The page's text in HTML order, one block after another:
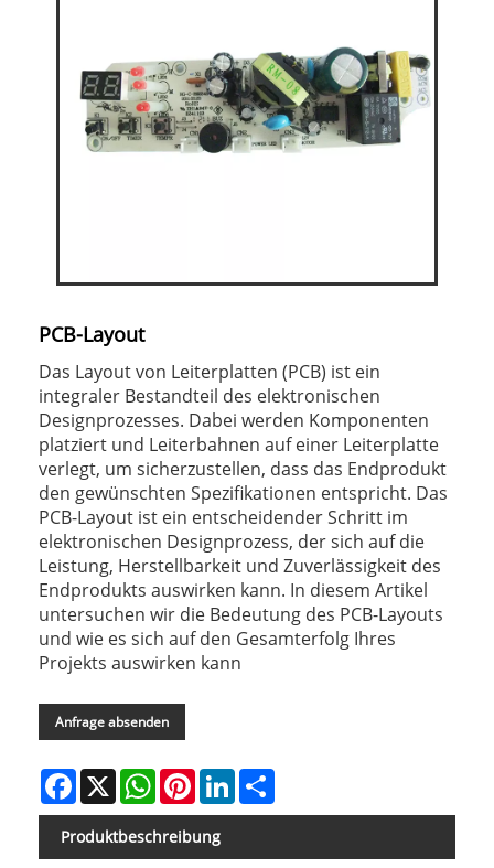
PCB-Layout
Das Layout von Leiterplatten (PCB) ist ein
integraler Bestandteil des elektronischen
Designprozesses. Dabei werden Komponenten
platziert und Leiterbahnen auf einer Leiterplatte
verlegt, um sicherzustellen, dass das Endprodukt
den gewünschten Spezifikationen entspricht. Das
PCB-Layout ist ein entscheidender Schritt im
elektronischen Designprozess, der sich auf die
Leistung, Herstellbarkeit und Zuverlässigkeit des
Endprodukts auswirken kann. In diesem Artikel
untersuchen wir die Bedeutung des PCB-Layouts
und wie es sich auf den Gesamterfolg Ihres
Projekts auswirken kann
Anfrage absenden
Facebook
X WhatsAppPinterestLinkedIn
Produktbeschreibung